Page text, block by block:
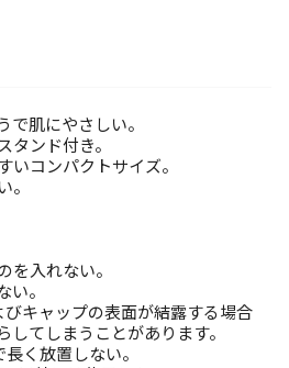
で肌にやさしい。
タンド付き。
いコンパクトサイズ。
。
を入れない。
い。
キャップの表面が結露する場合
してしまうことがあります。
く放置しない。